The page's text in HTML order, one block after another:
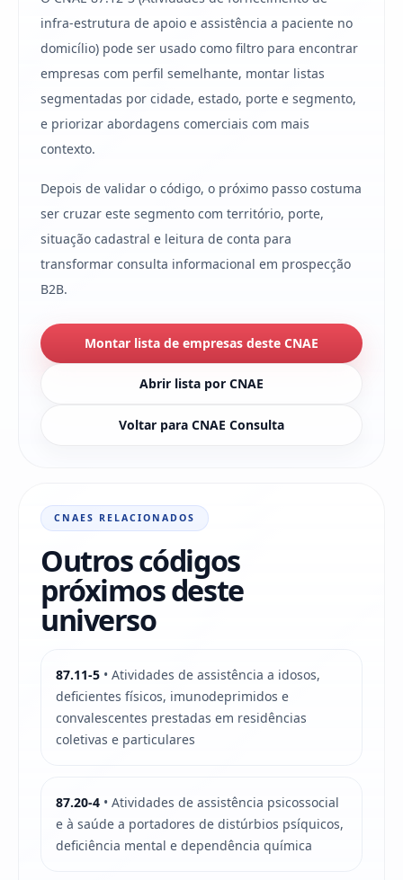
infra-estrutura de apoio e assistência a paciente no
domicílio) pode ser usado como filtro para encontrar
empresas com perfil semelhante, montar listas
segmentadas por cidade, estado, porte e segmento,
e priorizar abordagens comerciais com mais
contexto.
Depois de validar o código, o próximo passo costuma
ser cruzar este segmento com território, porte,
situação cadastral e leitura de conta para
transformar consulta informacional em prospecção
B2B.
Montar lista de empresas deste CNAE
Abrir lista por CNAE
Voltar para CNAE Consulta
CNAES RELACIONADOS
Outros códigos
próximos deste
universo
87.11-5 • Atividades de assistência a idosos,
deficientes físicos, imunodeprimidos e
convalescentes prestadas em residências
coletivas e particulares
87.20-4 • Atividades de assistência psicossocial
e à saúde a portadores de distúrbios psíquicos,
deficiência mental e dependência química